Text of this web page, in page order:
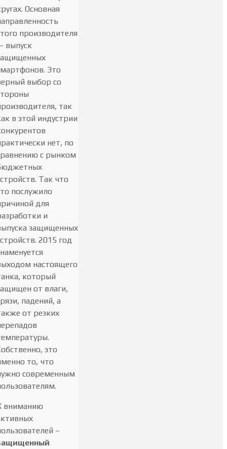
Основная
производителя
выпуск
Это
выбор со
так
в этой индустрии
нет, по
с рынком
Так что
послужило
для
и
защищенных
2015 год
настоящего
который
от влаги,
падений, а
от резких
это
то, что
современным
вниманию
–